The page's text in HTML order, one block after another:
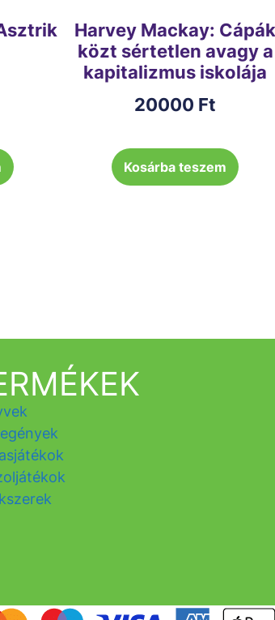
Harvey Mackay: Cápák
közt sértetlen avagy a
kapitalizmus iskolája
20000 Ft
Kosárba teszem